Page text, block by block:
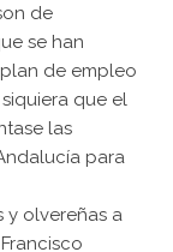
de
se han
de empleo
que el
las
para
y olvereñas a